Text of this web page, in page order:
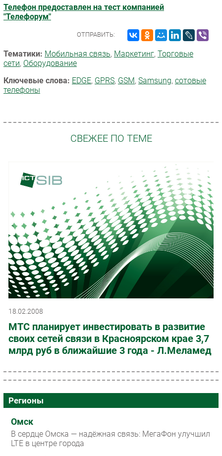
Телефон предоставлен на тест компанией
"Телефорум"
ОТПРАВИТЬ:
Тематики: Мобильная связь, Маркетинг, Торговые
сети, Оборудование
Ключевые слова: EDGE, GPRS, GSM, Samsung, сотовые
телефоны
СВЕЖЕЕ ПО ТЕМЕ
18.02.2008
МТС планирует инвестировать в развитие
своих сетей связи в Красноярском крае 3,7
млрд руб в ближайшие 3 года - Л.Меламед
Регионы
Омск
В сердце Омска — надёжная связь: МегаФон улучшил
LTE в центре города